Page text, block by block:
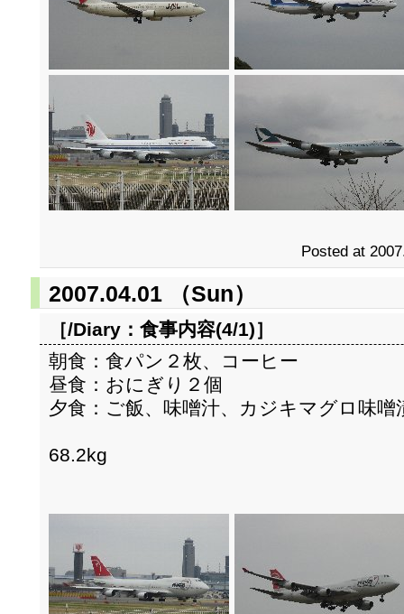
Posted at
2007.04.01 （Sun）
［/Diary： 食事内容(4/1)］
朝食：食パン２枚、コーヒー
昼食：おにぎり２個
夕食：ご飯、味噌汁、カジキマグロ味噌
68.2kg